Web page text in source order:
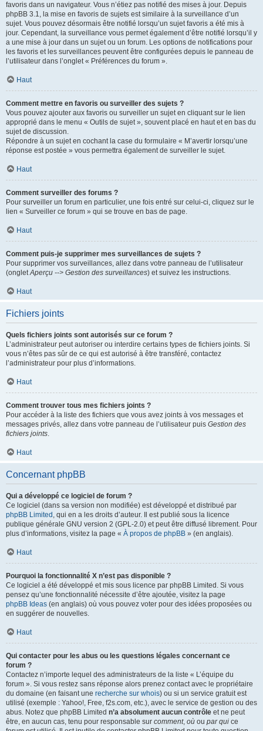
favoris dans un navigateur. Vous n’étiez pas notifié des mises à jour. Depuis
phpBB 3.1, la mise en favoris de sujets est similaire à la surveillance d’un
sujet. Vous pouvez désormais être notifié lorsqu’un sujet favoris a été mis à
jour. Cependant, la surveillance vous permet également d’être notifié lorsqu’il y
a une mise à jour dans un sujet ou un forum. Les options de notifications pour
les favoris et les surveillances peuvent être configurées depuis le panneau de
l’utilisateur dans l’onglet « Préférences du forum ».
Haut
Comment mettre en favoris ou surveiller des sujets ?
Vous pouvez ajouter aux favoris ou surveiller un sujet en cliquant sur le lien
approprié dans le menu « Outils de sujet », souvent placé en haut et en bas du
sujet de discussion.
Répondre à un sujet en cochant la case du formulaire « M’avertir lorsqu’une
réponse est postée » vous permettra également de surveiller le sujet.
Haut
Comment surveiller des forums ?
Pour surveiller un forum en particulier, une fois entré sur celui-ci, cliquez sur le
lien « Surveiller ce forum » qui se trouve en bas de page.
Haut
Comment puis-je supprimer mes surveillances de sujets ?
Pour supprimer vos surveillances, allez dans votre panneau de l’utilisateur
(ongletAperçu --> Gestion des surveillances) et suivez les instructions.
Haut
Fichiers joints
Quels fichiers joints sont autorisés sur ce forum ?
L’administrateur peut autoriser ou interdire certains types de fichiers joints. Si
vous n’êtes pas sûr de ce qui est autorisé à être transféré, contactez
l’administrateur pour plus d’informations.
Haut
Comment trouver tous mes fichiers joints ?
Pour accéder à la liste des fichiers que vous avez joints à vos messages et
messages privés, allez dans votre panneau de l’utilisateur puis Gestion des
fichiers joints.
Haut
Concernant phpBB
Qui a développé ce logiciel de forum ?
Ce logiciel (dans sa version non modifiée) est développé et distribué par
phpBB Limited , qui en a les droits d’auteur. Il est publié sous la licence
publique générale GNU version 2 (GPL-2.0) et peut être diffusé librement. Pour
plus d’informations, visitez la page « À propos de phpBB » (en anglais).
Haut
Pourquoi la fonctionnalité X n’est pas disponible ?
Ce logiciel a été développé et mis sous licence par phpBB Limited. Si vous
pensez qu’une fonctionnalité nécessite d’être ajoutée, visitez la page
phpBB Ideas (en anglais) où vous pouvez voter pour des idées proposées ou
en suggérer de nouvelles.
Haut
Qui contacter pour les abus ou les questions légales concernant ce
forum ?
Contactez n’importe lequel des administrateurs de la liste « L’équipe du
forum ». Si vous restez sans réponse alors prenez contact avec le propriétaire
du domaine (en faisant une recherche sur whois) ou si un service gratuit est
utilisé (exemple : Yahoo!, Free, f2s.com, etc.), avec le service de gestion ou des
abus. Notez que phpBB Limited n’a absolument aucun contrôle et ne peut
être, en aucun cas, tenu pour responsable sur comment, où ou par qui ce